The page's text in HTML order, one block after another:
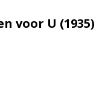
voor U (1935)